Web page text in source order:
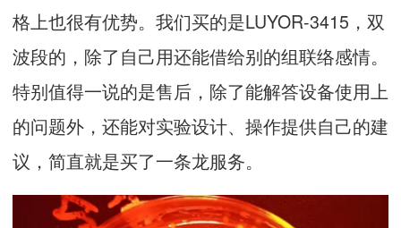
格上也很有优势。我们买的是LUYOR-3415，双
波段的，除了自己用还能借给别的组联络感情。
特别值得一说的是售后，除了能解答设备使用上
的问题外，还能对实验设计、操作提供自己的建
议，简直就是买了一条龙服务。